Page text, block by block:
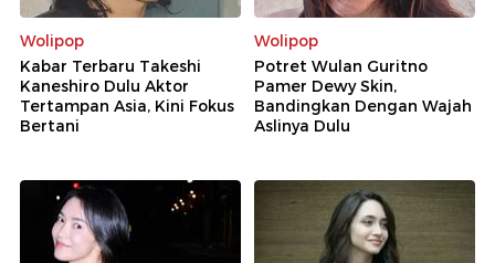
Wolipop
Kabar Terbaru Takeshi
Kaneshiro Dulu Aktor
Tertampan Asia, Kini Fokus
Bertani
Wolipop
Potret Wulan Guritno
Pamer Dewy Skin,
Bandingkan Dengan Wajah
Aslinya Dulu